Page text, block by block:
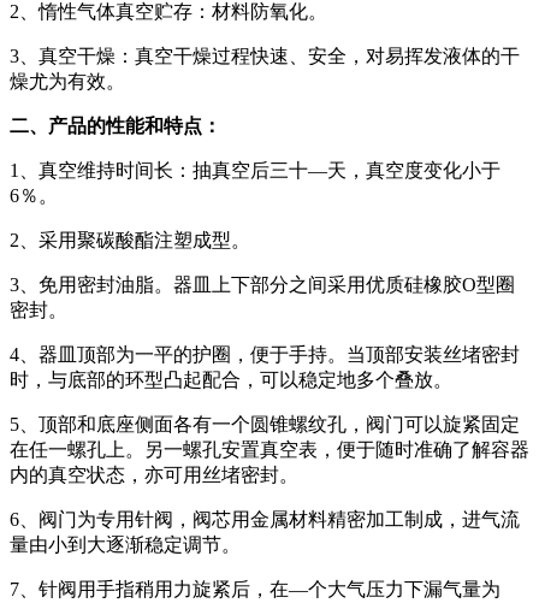
2、惰性气体真空贮存：材料防氧化。
3、真空干燥：真空干燥过程快速、安全，对易挥发液体的干
燥尤为有效。
二、产品的性能和特点：
1、真空维持时间长：抽真空后三十—天，真空度变化小于
6％。
2、采用聚碳酸酯注塑成型。
3、免用密封油脂。器皿上下部分之间采用优质硅橡胶O型圈
密封。
4、器皿顶部为一平的护圈，便于手持。当顶部安装丝堵密封
时，与底部的环型凸起配合，可以稳定地多个叠放。
5、顶部和底座侧面各有一个圆锥螺纹孔，阀门可以旋紧固定
在任一螺孔上。另一螺孔安置真空表，便于随时准确了解容器
内的真空状态，亦可用丝堵密封。
6、阀门为专用针阀，阀芯用金属材料精密加工制成，进气流
量由小到大逐渐稳定调节。
7、针阀用手指稍用力旋紧后，在—个大气压力下漏气量为